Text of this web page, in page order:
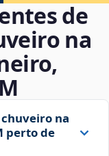
de
na
na
perto de